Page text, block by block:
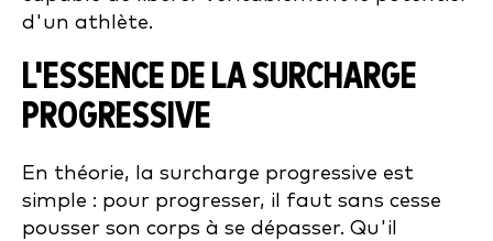
d'un athlète.
L'ESSENCE DE LA SURCHARGE
PROGRESSIVE
En théorie, la surcharge progressive est
simple : pour progresser, il faut sans cesse
pousser son corps à se dépasser. Qu'il